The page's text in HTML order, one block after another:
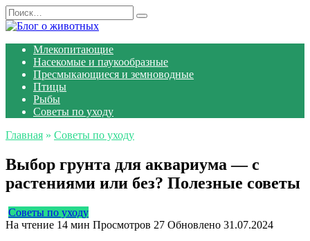
Перейти
к
Search
for:
Млекопитающие
Насекомые и паукообразные
Пресмыкающиеся и земноводные
Птицы
Рыбы
Советы по уходу
Главная » Советы по уходу
Выбор грунта для аквариума — с
растениями или без? Полезные советы
Советы по уходу
На чтение 14 мин Просмотров 27 Обновлено 31.07.2024